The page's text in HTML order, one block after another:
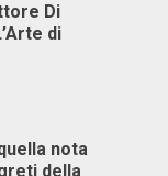
Di
di
nota
della